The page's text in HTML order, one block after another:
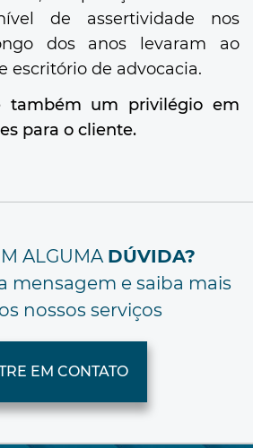
de assertividade nos
dos anos levaram ao
escritório de advocacia.
também um privilégio em
para o cliente.
ALGUMA DÚVIDA?
mensagem e saiba mais
nossos serviços
EM CONTATO